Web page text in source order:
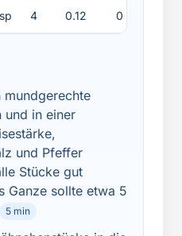
4 0.12 0
mundgerechte
und in einer
und Pfeffer
Stücke gut
Ganze sollte etwa 5
5 min